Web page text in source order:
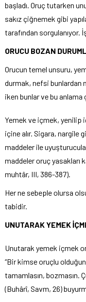
başladı. Oruç tutarken
sakız çiğnemek gibi
tarafından sorgulanıyor.
ORUCU BOZAN
Orucun temel unsuru,
durmak, nefsi bunlardan
iken bunlar ve bu anlama
Yemek ve içmek, yenilip
içine alır. Sigara, nargile
maddeler ile
maddeler oruç yasakları
muhtâr, III, 386-387).
Her ne sebeple olursa
tabidir.
UNUTARAK YEMEK
Unutarak yemek içmek
“Bir kimse oruçlu
tamamlasın, bozmasın.
(Buhârî, Savm, 26)